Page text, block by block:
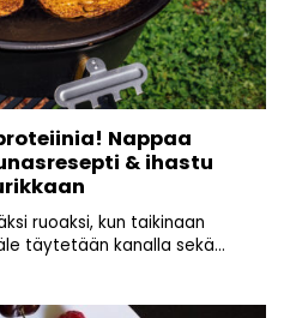
Nappaa
& ihastu
ruoaksi, kun taikinaan
täytetään kanalla sekä...